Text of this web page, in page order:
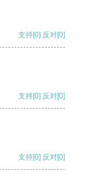
支持[0] 反对[0]
支持[0] 反对[0]
支持[0] 反对[0]